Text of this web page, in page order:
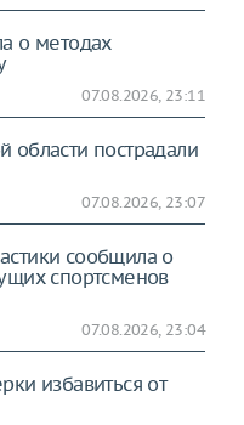
о методах
07.08.2026, 23:11
области пострадали
07.08.2026, 23:07
сообщила о
спортсменов
07.08.2026, 23:04
избавиться от